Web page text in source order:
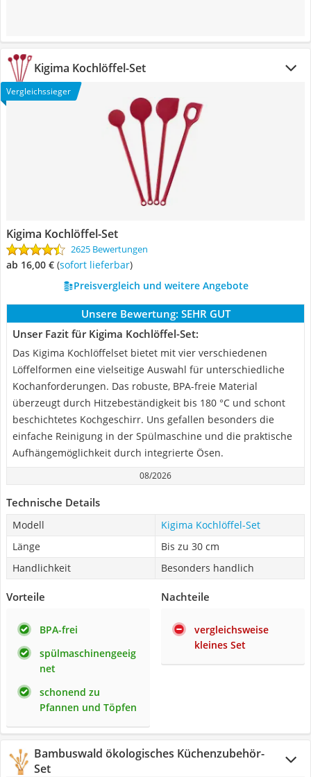
Kigima Kochlöffel-Set
Vergleichssieger
Kigima Kochlöffel-Set
2625 Bewertungen
ab 16,00 € ( Sofort lieferbar)
Preisvergleich und weitere Angebote
Unsere Bewertung: SEHR GUT
Unser Fazit für Kigima Kochlöffel-Set:
Das Kigima Kochlöffelset bietet mit vier verschiedenen
Löffelformen eine vielseitige Auswahl für unterschiedliche
Kochanforderungen. Das robuste, BPA-freie Material
überzeugt durch Hitzebeständigkeit bis 180 °C und schont
beschichtetes Kochgeschirr. Uns gefallen besonders die
einfache Reinigung in der Spülmaschine und die praktische
Aufhängemöglichkeit durch integrierte Ösen.
08/2026
Technische Details
Modell
Kigima Kochlöffel-Set
Länge
Bis zu 30 cm
Handlichkeit
Besonders handlich
Vorteile
BPA-frei
spülmaschinengeeig
net
schonend zu
Pfannen und Töpfen
Nachteile
vergleichsweise
kleines Set
Bambuswald ökologisches Küchenzubehör-
Set